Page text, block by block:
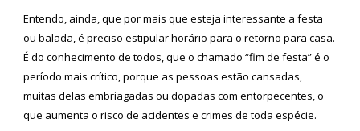
Entendo, ainda, que por mais que esteja interessante a festa
ou balada, é preciso estipular horário para o retorno para casa.
É do conhecimento de todos, que o chamado “fim de festa” é o
período mais crítico, porque as pessoas estão cansadas,
muitas delas embriagadas ou dopadas com entorpecentes, o
que aumenta o risco de acidentes e crimes de toda espécie.